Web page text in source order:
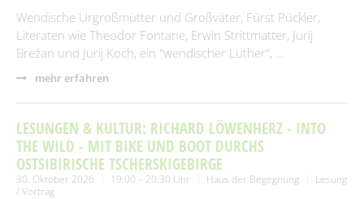
Wendische Urgroßmütter und Großväter, Fürst Pückler,
Literaten wie Theodor Fontane, Erwin Strittmatter, Jurij
Brežan und Jurij Koch, ein "wendischer Luther", …
mehr erfahren
LESUNGEN & KULTUR: RICHARD LÖWENHERZ - INTO
THE WILD - MIT BIKE UND BOOT DURCHS
OSTSIBIRISCHE TSCHERSKIGEBIRGE
30. Oktober 2026 19:00 – 20:30 Uhr Haus der Begegnung
Lesung
/ Vortrag